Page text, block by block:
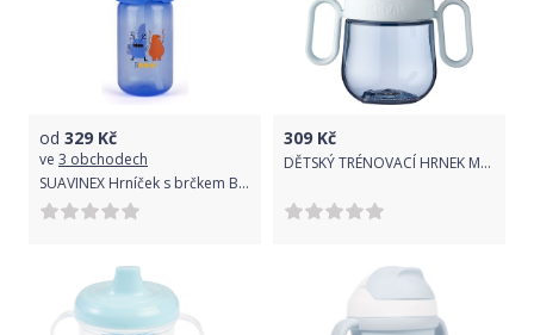
od 329 Kč
ve 3 obchodech
SUAVINEX Hrníček s brčkem Booo – modrý
309 Kč
DĚTSKÝ TRÉNOVACÍ HRNEK MEPAL, MIO 200 ML, MODRÝ